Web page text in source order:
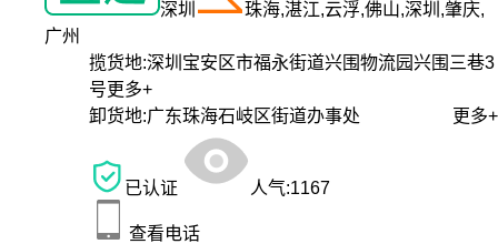
深圳
珠海,湛江,云浮,佛山,深圳,肇庆,
广州
揽货地:深圳宝安区市福永街道兴围物流园兴围三巷3
号更多+
卸货地:广东珠海石岐区街道办事处 更多+
已认证 人气:1167
查看电话